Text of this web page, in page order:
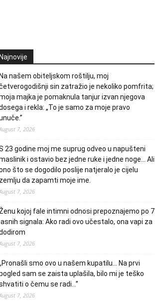
našem obiteljskom roštilju, moj
sin zatražio je nekoliko pomfrita;
majka je pomaknula tanjur izvan njegova
i rekla: „To je samo za moje pravo
7, 2026
23 godine moj me suprug odveo u napušteni
i ostavio bez jedne ruke i jedne noge… Ali
što se dogodilo poslije natjeralo je cijelu
da zapamti moje ime.
7, 2026
kojoj fale intimni odnosi prepoznajemo po 7
signala: Ako radi ovo učestalo, ona vapi za
7, 2026
smo ovo u našem kupatilu… Na prvi
sam se zaista uplašila, bilo mi je teško
o čemu se radi…”
7, 2026